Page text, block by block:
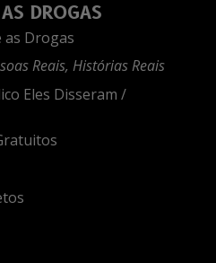
DROGAS
as Drogas
Reais, Histórias Reais
Eles Disseram /